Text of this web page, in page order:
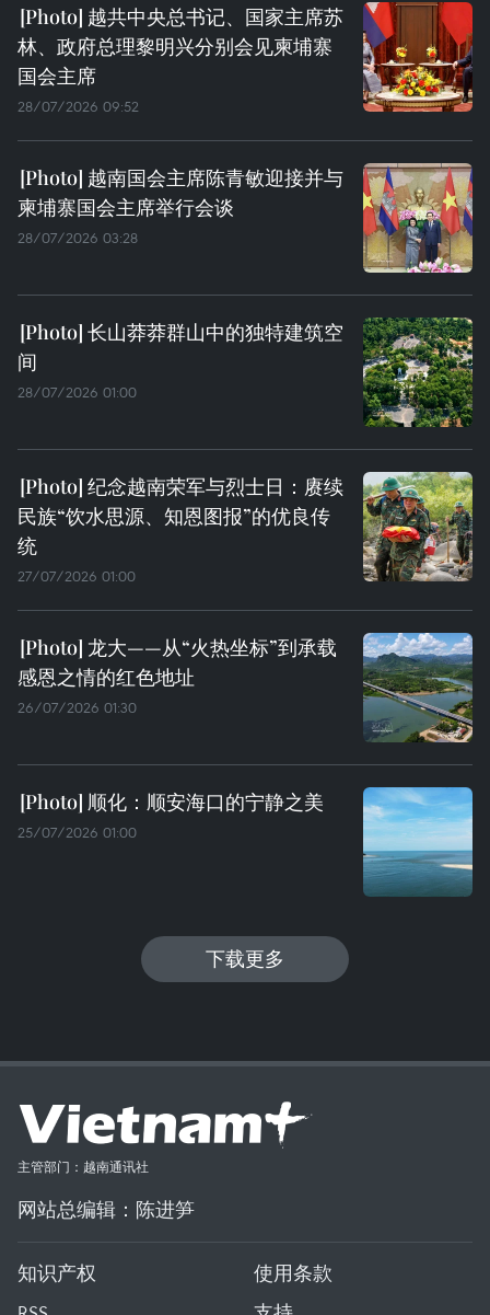
越共中央总书记、国家主席苏
林、政府总理黎明兴分别会见柬埔寨
国会主席
28/07/2026 09:52
越南国会主席陈青敏迎接并与
柬埔寨国会主席举行会谈
28/07/2026 03:28
长山莽莽群山中的独特建筑空
间
28/07/2026 01:00
纪念越南荣军与烈士日：赓续
民族“饮水思源、知恩图报”的优良传
统
27/07/2026 01:00
龙大——从“火热坐标”到承载
感恩之情的红色地址
26/07/2026 01:30
顺化：顺安海口的宁静之美
25/07/2026 01:00
下载更多
主管部门：越南通讯社
网站总编辑：陈进笋
知识产权
使用条款